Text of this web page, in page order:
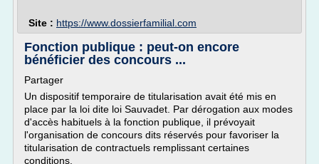
Site : https://www.dossierfamilial.com
Fonction publique : peut-on encore
bénéficier des concours ...
Partager
Un dispositif temporaire de titularisation avait été mis en
place par la loi dite loi Sauvadet. Par dérogation aux modes
d'accès habituels à la fonction publique, il prévoyait
l'organisation de concours dits réservés pour favoriser la
titularisation de contractuels remplissant certaines
conditions.